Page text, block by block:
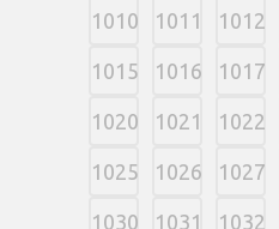
1010 1011 1012
1015 1016 1017
1020 1021 1022
1025 1026 1027
1030 1031 1032